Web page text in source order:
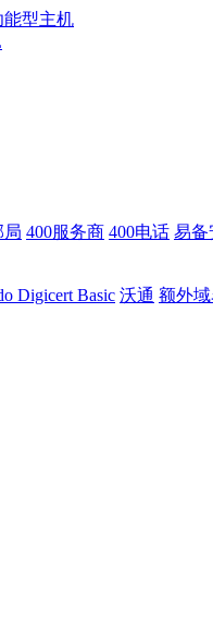
能型主机
局 400服务商 400电话 易备
Digicert Basic 沃通 额外